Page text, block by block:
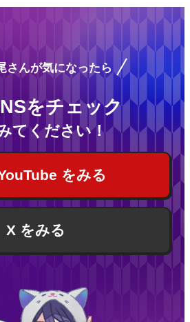
さんが気になったら
をチェック
てください！
をみる
X をみる